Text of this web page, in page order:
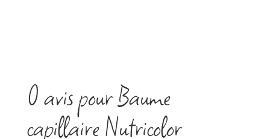
0 avis pour Baume
capillaire Nutricolor